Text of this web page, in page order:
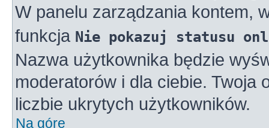
W panelu zarządzania kontem,
funkcja Nie pokazuj statusu
Nazwa użytkownika będzie
moderatorów i dla ciebie. Twoja
liczbie ukrytych użytkowników.
Na górę